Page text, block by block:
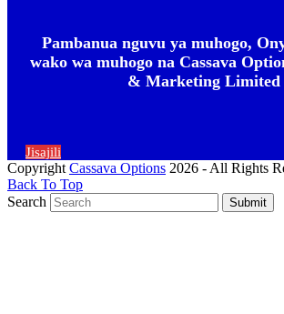
Pambanua nguvu ya muhogo,
wako wa muhogo na Cassava
& Marketing Limited
Jisajili
Copyright Cassava Options 2026 - All Rights
Back To Top
Search
Submit